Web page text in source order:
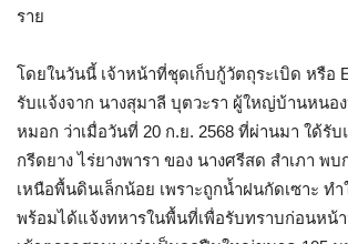
ราย
โดยในวันนี้ เจ้าหน้าที่ชุดเก็บกู้วัตถุระเบิด หรือ
รับแจ้งจาก นางสุมาลี บุตวะรา ผู้ใหญ่บ้านหนอ
หมอก ว่าเมื่อวันที่ 20 ก.ย. 2568 ที่ผ่านมา ใด้รั
กรีดยาง ไร่ยางพารา ของ นางศรีสด สำเภา พ
เหนือพื้นดินเล็กน้อย เพราะถูกน้ำฝนกัดเซาะ ท
พร้อมได้แจ้งทหารในพื้นที่เพื่อรับทราบก่อนหน้